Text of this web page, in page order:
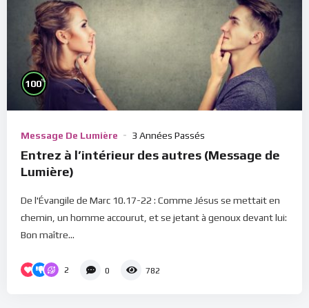
100%
Message De Lumière 3 Années Passés
Entrez à l’intérieur des autres (Message de
Lumière)
De l'Évangile de Marc 10.17-22 : Comme Jésus se mettait en
chemin, un homme accourut, et se jetant à genoux devant lui:
Bon maître...
2 0 782